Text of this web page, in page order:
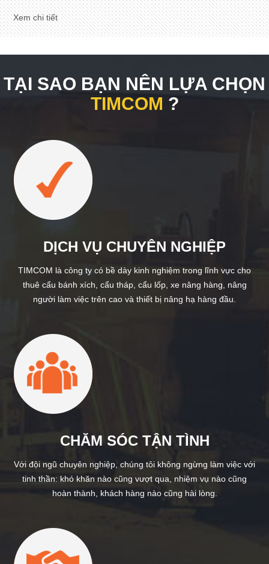
Xem chi tiết
TẠI SAO BẠN NÊN LỰA CHỌN
TIMCOM ?
DỊCH VỤ CHUYÊN NGHIỆP
TIMCOM là công ty có bề dày kinh nghiệm trong lĩnh vực cho
thuê cẩu bánh xích, cẩu tháp, cẩu lốp, xe nâng hàng, nâng
người làm việc trên cao và thiết bị nâng hạ hàng đầu.
CHĂM SÓC TẬN TÌNH
Với đội ngũ chuyên nghiệp, chúng tôi không ngừng làm việc với
tinh thần: khó khăn nào cũng vượt qua, nhiệm vụ nào cũng
hoàn thành, khách hàng nào cũng hài lòng.